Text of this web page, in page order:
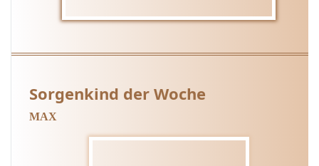
Sorgenkind der Woche
MAX